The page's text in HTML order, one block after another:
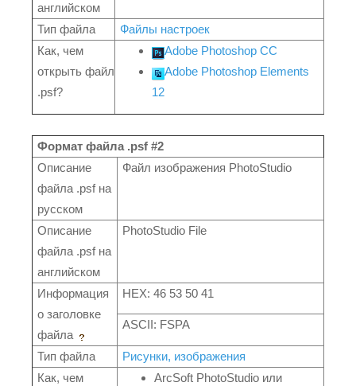
английском
Тип файла
Файлы настроек
Как, чем
открыть файл
.psf?
Adobe Photoshop CC
Adobe Photoshop Elements
12
Формат файла .psf #2
Описание
файла .psf на
русском
Файл изображения PhotoStudio
Описание
файла .psf на
английском
PhotoStudio File
Информация
о заголовке
файла
HEX: 46 53 50 41
ASCII: FSPA
Тип файла
Рисунки, изображения
Как, чем
ArcSoft PhotoStudio или